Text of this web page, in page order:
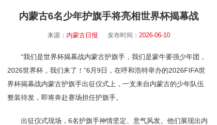
内蒙古6名少年护旗手将亮相世界杯揭幕战
来源： 内蒙古日报 发布时间： 2026-06-10
“我们是世界杯揭幕战内蒙古护旗手，我们是蒙牛要强少年团，
2026世界杯，我们来了！”6月9日，在呼和浩特举办的2026FIFA世
界杯揭幕战内蒙古护旗手出征仪式上，一支来自内蒙古的少年队伍
整装待发，即将奔赴赛场担任护旗手。
出征仪式现场，6名护旗手神情坚定、意气风发。他们展现出内